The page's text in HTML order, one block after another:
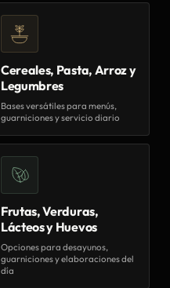
Cereales, Pasta, Arroz y
Legumbres
Bases versátiles para menús,
guarniciones y servicio diario
Frutas, Verduras,
Lácteos y Huevos
Opciones para desayunos,
guarniciones y elaboraciones del
día